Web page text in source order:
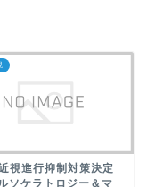
視進行抑制対策決定
ソケラトロジー＆マ